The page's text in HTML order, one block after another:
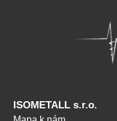
ISOMETALL s.r.o.